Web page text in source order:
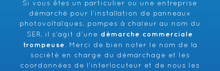
Si vous êtes un particulier ou une entreprise
démarché pour l’installation de panneaux
photovoltaïques, pompes à chaleur au nom du
SER, il s’agit d’une démarche commerciale
trompeuse . Merci de bien noter le nom de la
société en charge du démarchage et les
coordonnées de l’interlocuteur et de nous les